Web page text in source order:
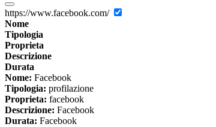
https://www.facebook.com/
Nome
Tipologia
Proprieta
Descrizione
Durata
Nome: Facebook
Tipologia: profilazione
Proprieta: facebook
Descrizione: Facebook
Durata: Facebook